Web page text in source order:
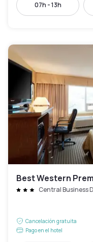
07h - 13h
Best Western
Central Business
Cancelación gratuita
Pago en el hotel